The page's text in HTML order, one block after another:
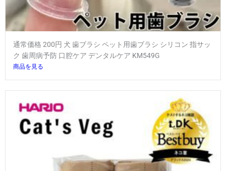
通常価格 200円 犬 歯ブラシ ペット用歯ブラシ シリコン 指サッ
ク 歯周病予防 口腔ケア デンタルケア KM549G
商品を見る